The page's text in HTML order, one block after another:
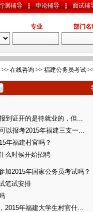
测辅导 申论辅导 面试辅
专业 部门名
>> 在线咨询 >> 福建公务员考试
到证开的是待就业的，但...
以报考2015年福建三支一...
年福建村官吗？
么时候开始招聘
加2015年国家公务员考试吗？
笔试安排
2015年福建大学生村官什...